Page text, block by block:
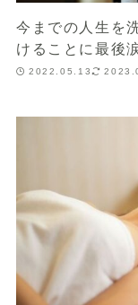
今までの人生を
けることに最後
2022.05.13